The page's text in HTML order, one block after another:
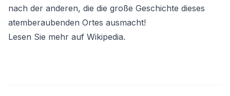
nach der anderen, die die große Geschichte dieses
atemberaubenden Ortes ausmacht!
Lesen Sie mehr auf Wikipedia.